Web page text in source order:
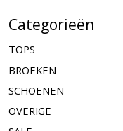
Categorieën
TOPS
BROEKEN
SCHOENEN
OVERIGE